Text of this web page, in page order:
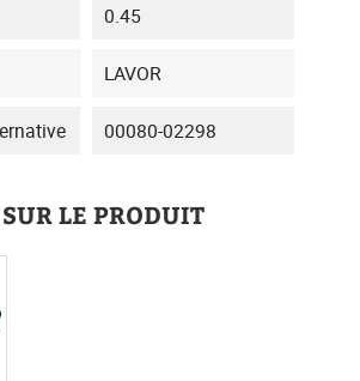
0.45
LAVOR
00080-02298
LE PRODUIT